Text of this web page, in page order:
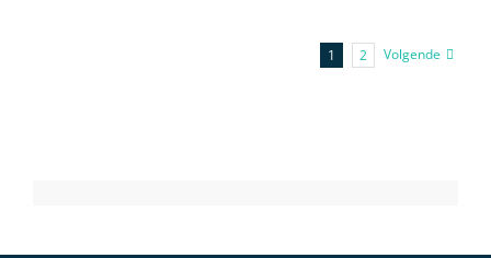
1 2 Volgende